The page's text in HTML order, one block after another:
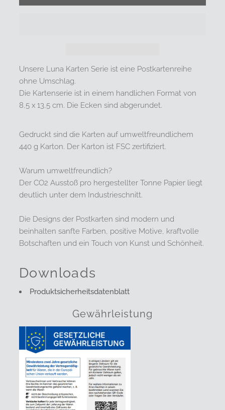
Unsere Luna Karten Serie ist eine Postkartenreihe
ohne Umschlag.
Die Kartenserie ist in einem handlichen Format von
8,5 x 13,5 cm. Die Ecken sind abgerundet.
Gedruckt sind die Karten auf umweltfreundlichem
440 g Karton. Der Karton ist FSC zertifiziert.
Warum umweltfreundlich?
Der CO2 Ausstoß pro hergestellter Tonne Papier liegt
deutlich unter dem Industrieschnitt.
Die Designs der Postkarten sind modern und
beinhalten sanfte Farben, positive Motive, kraftvolle
Botschaften und ein Touch von Kunst und Schönheit.
Downloads
Produktsicherheitsdatenblatt
Gewährleistung